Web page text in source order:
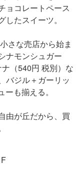
ョコレートペース
たスイーツ。
さな売店から始ま
ナモンシュガー
（540円 税別）な
バジル＋ガーリッ
も揃える。
由が丘だから、買